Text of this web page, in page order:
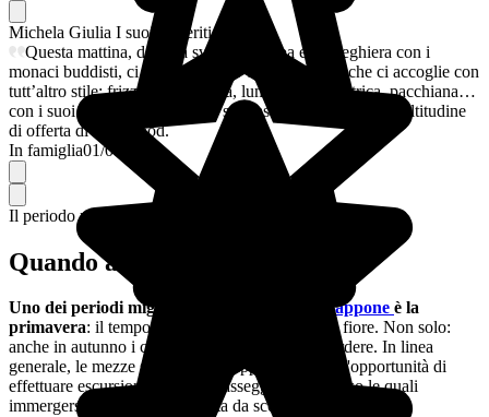
Michela Giulia I suoi preferiti
Questa mattina, dopo la sveglia all’alba e la preghiera con i
monaci buddisti, ci spostiamo alla volta di Osaka che ci accoglie con
tutt’altro stile: frizzante, energica, luminosa, eccentrica, pacchiana…
con i suoi mille led luminosi,le sue insegne 3D e la sua moltitudine
di offerta di street food.
In famiglia01/08/2026
Il periodo migliore per partire
Quando andare in Giappone?
Uno dei periodi migliori per un viaggio in Giappone è la
primavera: il tempo è radioso e i ciliegi sono in fiore. Non solo:
anche in autunno i colori sono unici e da non perdere. In linea
generale, le mezze stagioni in Giappone offrono l'opportunità di
effettuare escursioni e lunghe passeggiate attraverso le quali
immergersi in un'atmosfera tutta da scoprire.